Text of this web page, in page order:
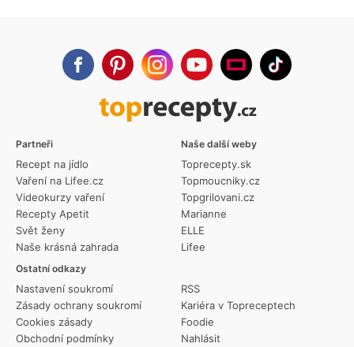
Partneři
Recept na jídlo
Vaření na Lifee.cz
Videokurzy vaření
Recepty Apetit
Svět ženy
Naše krásná zahrada
Ostatní odkazy
Nastavení soukromí
Zásady ochrany soukromí
Cookies zásady
Obchodní podmínky
RSS
Kariéra v Topreceptech
Foodie
Nahlásit
Naše další weby
Toprecepty.sk
Topmoucniky.cz
Topgrilovani.cz
Marianne
ELLE
Lifee